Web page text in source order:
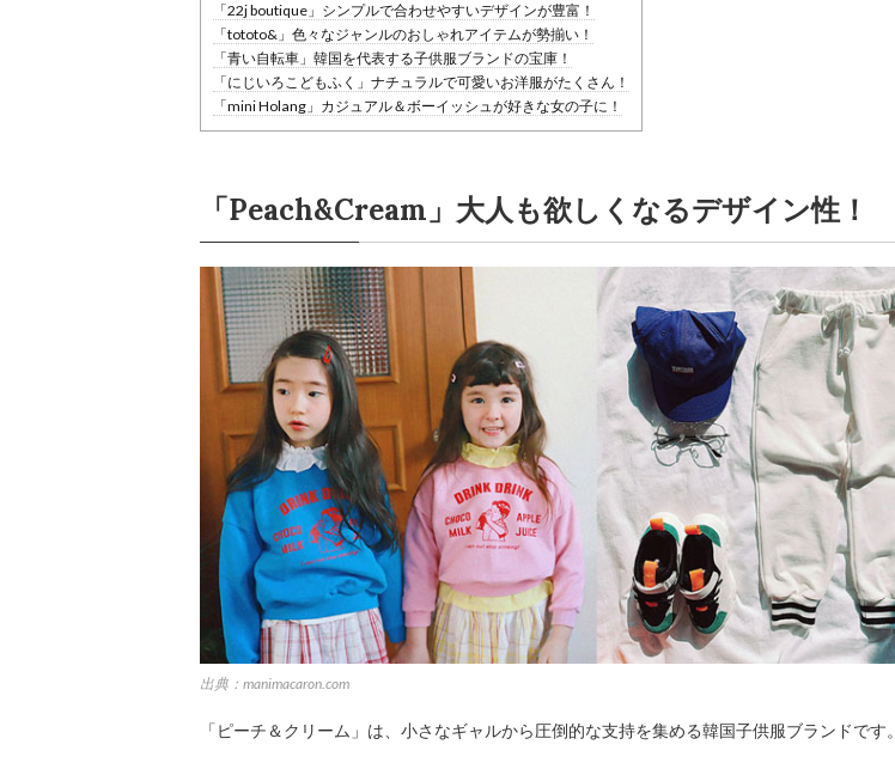
「22j boutique」シンプルで合わせやすいデザインが豊富！
「tototo&」色々なジャンルのおしゃれアイテムが勢揃い！
「青い自転車」韓国を代表する子供服ブランドの宝庫！
「にじいろこどもふく」ナチュラルで可愛いお洋服がたくさん！
「mini Holang」カジュアル＆ボーイッシュが好きな女の子に！
「Peach&Cream」大人も欲しくなるデザイン性！
出典：manimacaron.com
「ピーチ＆クリーム」は、小さなギャルから圧倒的な支持を集める韓国子供服ブランドです。